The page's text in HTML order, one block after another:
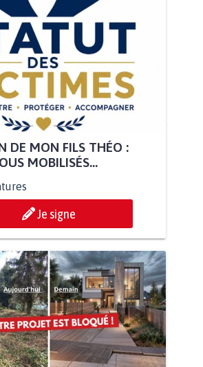
DE MON FILS THÉO :
MOBILISÉS...
Je signe